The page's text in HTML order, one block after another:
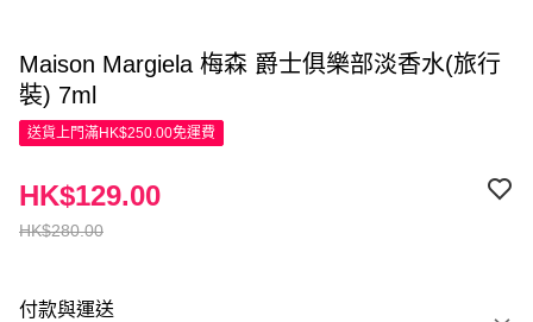
Maison Margiela 梅森 爵士俱樂部淡香水(旅行
裝) 7ml
送貨上門滿HK$250.00免運費
HK$280.00
HK$129.00
付款與運送